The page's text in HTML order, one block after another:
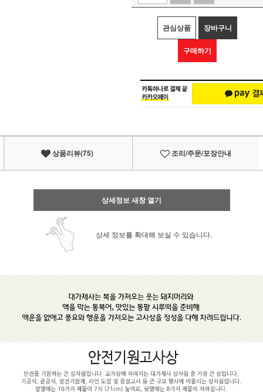
관심상품 장바구니
구매하기
상품리뷰(75) 조리/주문/포장안내
상세정보 새창 열기
상세 정보를 확대해 보실 수 있습니다.